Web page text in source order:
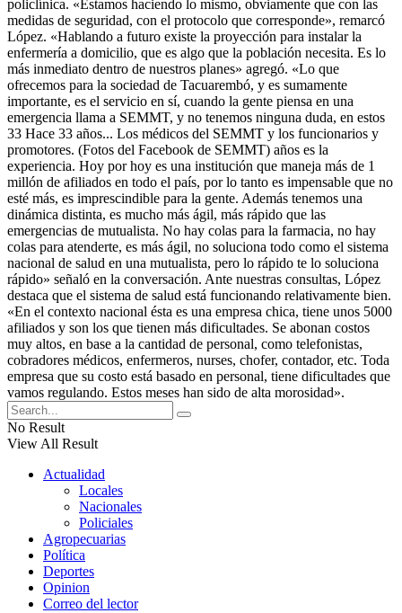
policlínica. «Estamos haciendo lo mismo, obviamente que con las
medidas de seguridad, con el protocolo que corresponde», remarcó
López. «Hablando a futuro existe la proyección para instalar la
enfermería a domicilio, que es algo que la población necesita. Es lo
más inmediato dentro de nuestros planes» agregó. «Lo que
ofrecemos para la sociedad de Tacuarembó, y es sumamente
importante, es el servicio en sí, cuando la gente piensa en una
emergencia llama a SEMMT, y no tenemos ninguna duda, en estos
33 Hace 33 años... Los médicos del SEMMT y los funcionarios y
promotores. (Fotos del Facebook de SEMMT) años es la
experiencia. Hoy por hoy es una institución que maneja más de 1
millón de afiliados en todo el país, por lo tanto es impensable que no
esté más, es imprescindible para la gente. Además tenemos una
dinámica distinta, es mucho más ágil, más rápido que las
emergencias de mutualista. No hay colas para la farmacia, no hay
colas para atenderte, es más ágil, no soluciona todo como el sistema
nacional de salud en una mutualista, pero lo rápido te lo soluciona
rápido» señaló en la conversación. Ante nuestras consultas, López
destaca que el sistema de salud está funcionando relativamente bien.
«En el contexto nacional ésta es una empresa chica, tiene unos 5000
afiliados y son los que tienen más dificultades. Se abonan costos
muy altos, en base a la cantidad de personal, como telefonistas,
cobradores médicos, enfermeros, nurses, chofer, contador, etc. Toda
empresa que su costo está basado en personal, tiene dificultades que
vamos regulando. Estos meses han sido de alta morosidad».
No Result
View All Result
Actualidad
Locales
Nacionales
Policiales
Agropecuarias
Política
Deportes
Opinion
Correo del lector